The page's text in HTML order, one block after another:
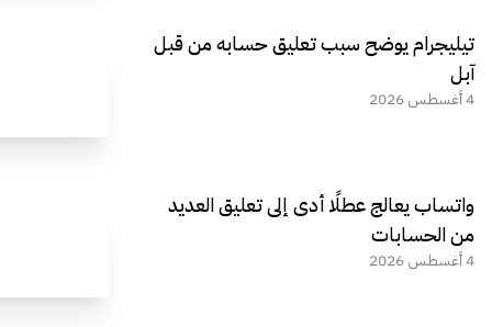
تيليجرام يوضح سبب تعليق حسابه من قبل
آبل
4 أغسطس 2026
واتساب يعالج عطلًا أدى إلى تعليق العديد
من الحسابات
4 أغسطس 2026